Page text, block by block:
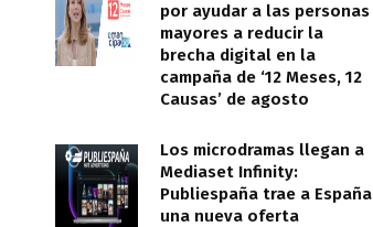
por ayudar a las personas
mayores a reducir la
brecha digital en la
campaña de ‘12 Meses, 12
Causas’ de agosto
Los microdramas llegan a
Mediaset Infinity:
Publiespaña trae a España
una nueva oferta